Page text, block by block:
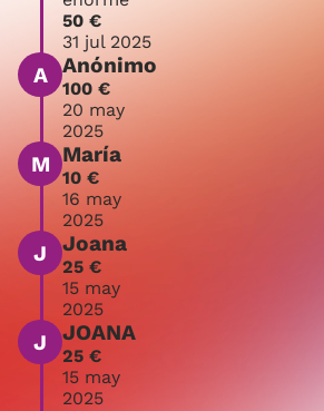
50 €
31 jul 2025
A Anónimo
100 €
20 may
2025
M María
10 €
16 may
2025
J Joana
25 €
15 may
2025
J JOANA
25 €
15 may
2025